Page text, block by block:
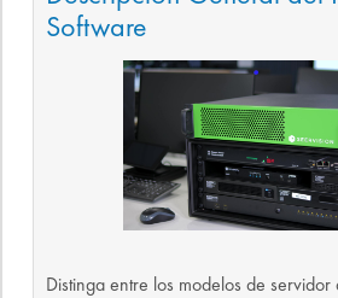
Software
Distinga entre los modelos de